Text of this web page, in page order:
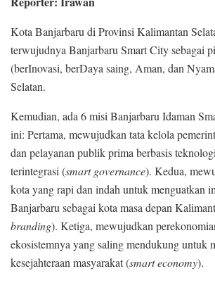
Kota Banjarbaru di Provinsi Kalimantan
terwujudnya Banjarbaru Smart City sebagai
(berInovasi, berDaya saing, Aman, dan
Selatan.
Kemudian, ada 6 misi Banjarbaru Idaman
ini: Pertama, mewujudkan tata kelola
dan pelayanan publik prima berbasis
terintegrasi (smartgovernance). Kedua,
kota yang rapi dan indah untuk menguatkan
Banjarbaru sebagai kota masa depan
branding). Ketiga, mewujudkan
ekosistemnya yang saling mendukung untuk
kesejahteraan masyarakat (smart economy).